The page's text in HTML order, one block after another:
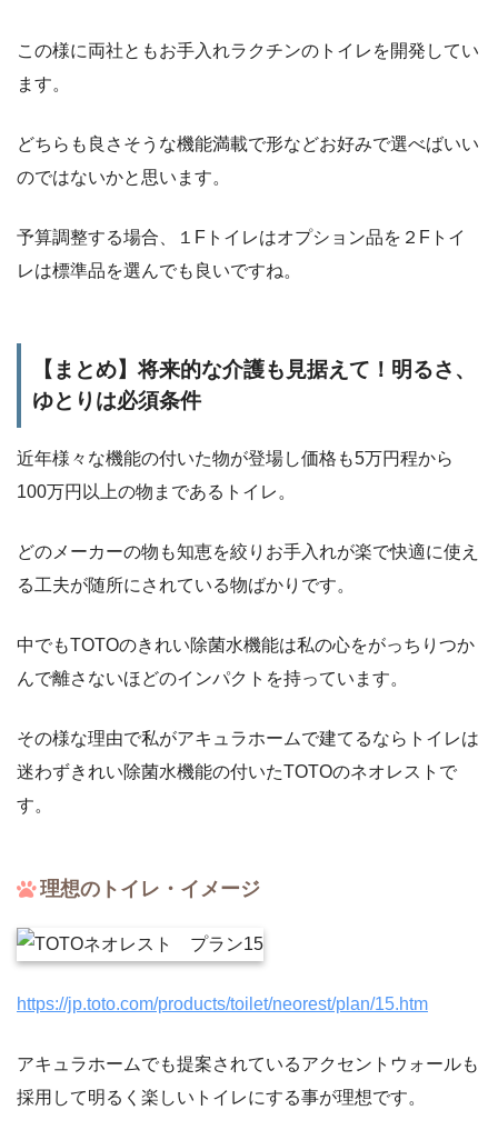
この様に両社ともお手入れラクチンのトイレを開発してい
ます。
どちらも良さそうな機能満載で形などお好みで選べばいい
のではないかと思います。
予算調整する場合、１Fトイレはオプション品を２Fトイ
レは標準品を選んでも良いですね。
【まとめ】将来的な介護も見据えて！明るさ、
ゆとりは必須条件
近年様々な機能の付いた物が登場し価格も5万円程から
100万円以上の物まであるトイレ。
どのメーカーの物も知恵を絞りお手入れが楽で快適に使え
る工夫が随所にされている物ばかりです。
中でもTOTOのきれい除菌水機能は私の心をがっちりつか
んで離さないほどのインパクトを持っています。
その様な理由で私がアキュラホームで建てるならトイレは
迷わずきれい除菌水機能の付いたTOTOのネオレストで
す。
理想のトイレ・イメージ
https://jp.toto.com/products/toilet/neorest/plan/15.htm
アキュラホームでも提案されているアクセントウォールも
採用して明るく楽しいトイレにする事が理想です。